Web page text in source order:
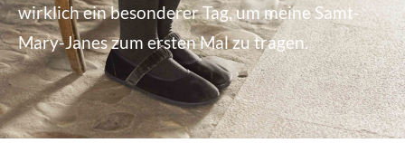
wirklich ein besonderer Tag, um meine Samt-
Mary-Janes zum ersten Mal zu tragen.